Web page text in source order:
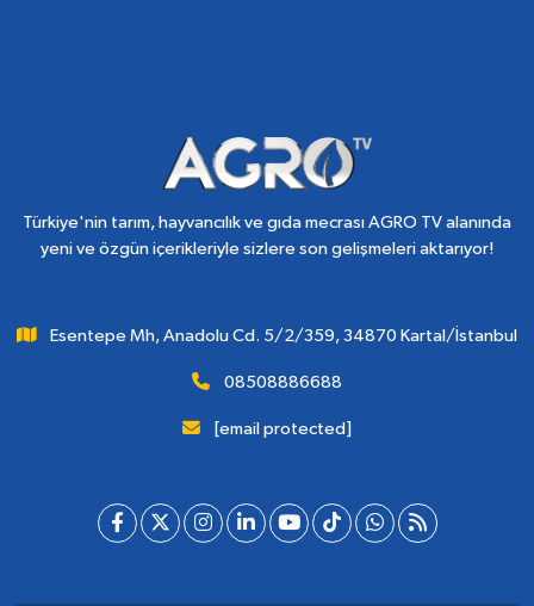
Türkiye'nin tarım, hayvancılık ve gıda mecrası AGRO TV alanında
yeni ve özgün içerikleriyle sizlere son gelişmeleri aktarıyor!
Esentepe Mh, Anadolu Cd. 5/2/359, 34870 Kartal/İstanbul
08508886688
[email protected]